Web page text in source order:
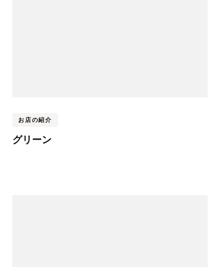
お店の紹介
グリーン